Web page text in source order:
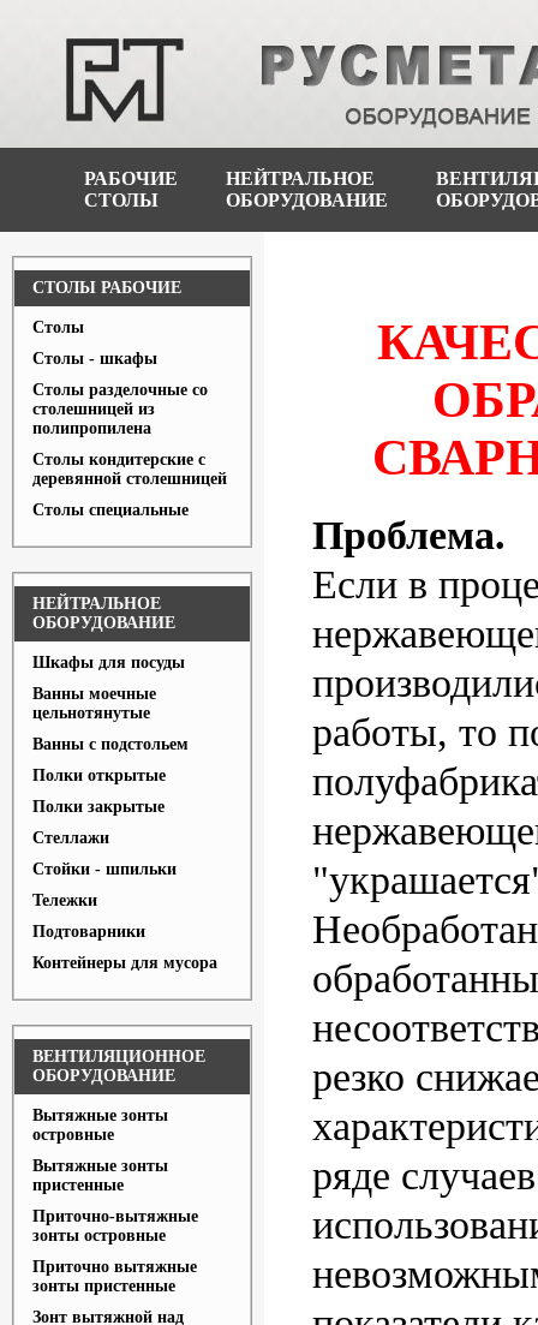
РАБОЧИЕ
СТОЛЫ
НЕЙТРАЛЬНОЕ
ОБОРУДОВАНИЕ
СТОЛЫ РАБОЧИЕ
Столы
Столы - шкафы
Столы разделочные со
столешницей из
полипропилена
Столы кондитерские с
деревянной столешницей
Столы специальные
НЕЙТРАЛЬНОЕ
ОБОРУДОВАНИЕ
Шкафы для посуды
Ванны моечные
цельнотянутые
Ванны с подстольем
Полки открытые
Полки закрытые
Стеллажи
Стойки - шпильки
Тележки
Подтоварники
Контейнеры для мусора
ВЕНТИЛЯЦИОННОЕ
ОБОРУДОВАНИЕ
Вытяжные зонты
островные
Вытяжные зонты
пристенные
Приточно-вытяжные
зонты островные
Приточно вытяжные
зонты пристенные
Зонт вытяжной над
Проблема.
Если в
работы, то
резко
ряде